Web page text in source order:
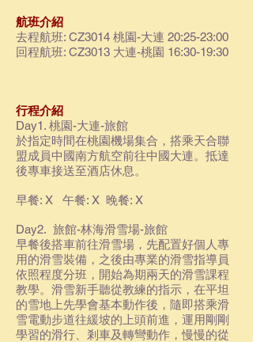
航班介紹
去程航班: CZ3014 桃園-大連 20:25-23:00
回程航班: CZ3013 大連-桃園 16:30-19:30
行程介紹
Day1. 桃園-大連-旅館
於指定時間在桃園機場集合，搭乘天合聯
盟成員中國南方航空前往中國大連。抵達
後專車接送至酒店休息。
早餐: X 午餐: X 晚餐: X
Day2. 旅館-林海滑雪場-旅館
早餐後搭車前往滑雪場，先配置好個人專
用的滑雪裝備，之後由專業的滑雪指導員
依照程度分班，開始為期兩天的滑雪課程
教學。滑雪新手聽從教練的指示，在平坦
的雪地上先學會基本動作後，隨即搭乘滑
雪電動步道往緩坡的上頭前進，運用剛剛
學習的滑行、剎車及轉彎動作，慢慢的從